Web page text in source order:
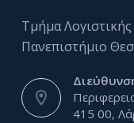
Τμήμα
Πανεπιστήμιο
415 00,